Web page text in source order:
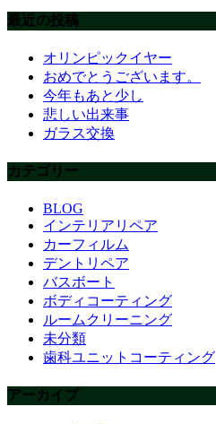
最近の投稿
オリンピックイヤー
おめでとうございます。
今年もあと少し
悲しい出来事
ガラス交換
カテゴリー
BLOG
インテリアリペア
カーフィルム
デントリペア
バスボート
ボディコーティング
ルームクリーニング
未分類
歯科ユニットコーティング
アーカイブ